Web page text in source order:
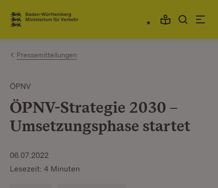
Zum Inhalt springen
Link zur Startseite
Pressemitteilungen
ÖPNV
ÖPNV-Strategie 2030 –
Umsetzungsphase startet
06.07.2022
Lesezeit: 4 Minuten